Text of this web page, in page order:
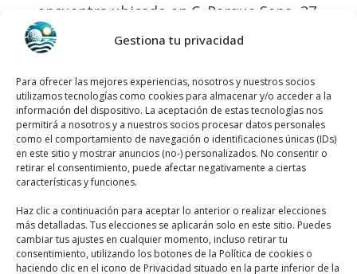
Gestiona tu privacidad
Para ofrecer las mejores experiencias, nosotros y nuestros socios
utilizamos tecnologías como cookies para almacenar y/o acceder a la
información del dispositivo. La aceptación de estas tecnologías nos
permitirá a nosotros y a nuestros socios procesar datos personales
como el comportamiento de navegación o identificaciones únicas (IDs)
en este sitio y mostrar anuncios (no-) personalizados. No consentir o
retirar el consentimiento, puede afectar negativamente a ciertas
características y funciones.
Haz clic a continuación para aceptar lo anterior o realizar elecciones
más detalladas. Tus elecciones se aplicarán solo en este sitio. Puedes
cambiar tus ajustes en cualquier momento, incluso retirar tu
consentimiento, utilizando los botones de la Política de cookies o
haciendo clic en el icono de Privacidad situado en la parte inferior de la
encuentra ubicado en C. Parque Sena, 27,
03177 San Fulgencio, Alicante, España, utiliza
el siguiente
Haz clic para aceptar márketing cookies y
habilitar este contenido